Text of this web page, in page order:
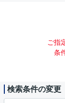
ご指
条
検索条件の変更